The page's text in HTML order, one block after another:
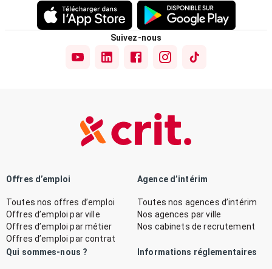
Suivez-nous
Offres d’emploi
Toutes nos offres d’emploi
Offres d’emploi par ville
Offres d’emploi par métier
Offres d’emploi par contrat
Agence d’intérim
Toutes nos agences d’intérim
Nos agences par ville
Nos cabinets de recrutement
Qui sommes-nous ? Informations réglementaires